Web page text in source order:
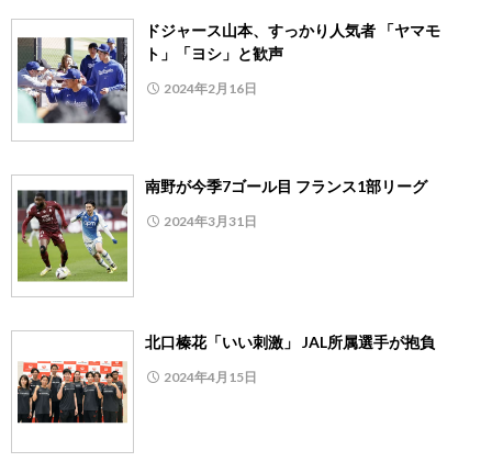
ドジャース山本、すっかり人気者 「ヤマモ
ト」「ヨシ」と歓声
2024年2月16日
南野が今季7ゴール目 フランス1部リーグ
2024年3月31日
北口榛花「いい刺激」 JAL所属選手が抱負
2024年4月15日